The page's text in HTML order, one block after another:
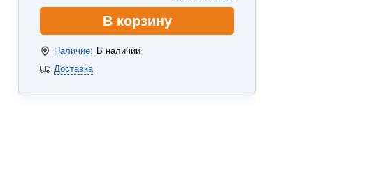
В корзину
Наличие: В наличии
Доставка